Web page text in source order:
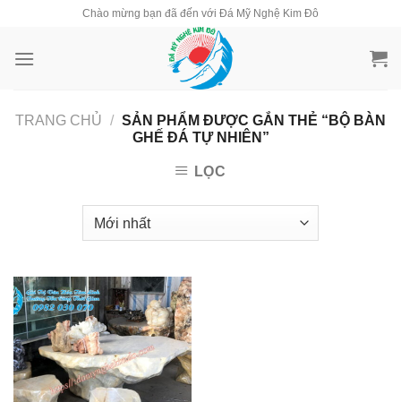
content
Chào mừng bạn đã đến với Đá Mỹ Nghệ Kim Đô
TRANG CHỦ / SẢN PHẨM ĐƯỢC GẮN THẺ “BỘ BÀN
GHẾ ĐÁ TỰ NHIÊN”
LỌC